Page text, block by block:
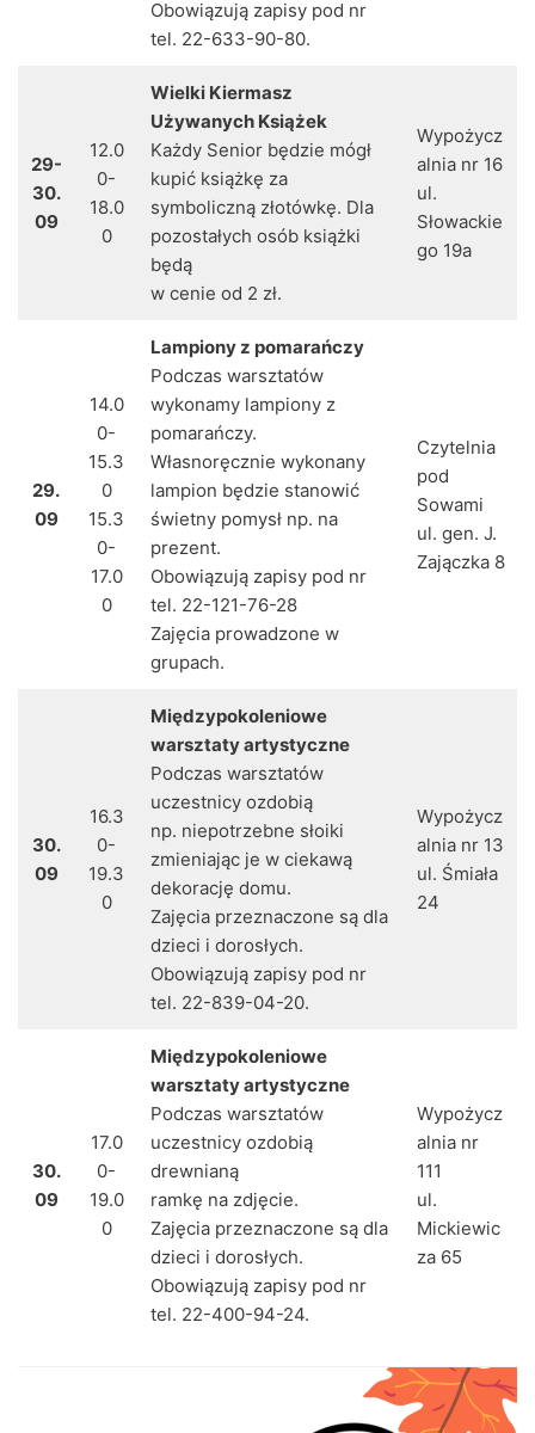
Obowiązują zapisy pod nr
tel. 22-633-90-80.
29-
30.
09
12.0
0-
18.0
0
Wielki Kiermasz
Używanych Książek
Każdy Senior będzie mógł
kupić książkę za
symboliczną złotówkę. Dla
pozostałych osób książki
będą
w cenie od 2 zł.
Wypożycz
alnia nr 16
ul.
Słowackie
go 19a
29.
09
14.0
0-
15.3
0
15.3
0-
17.0
0
Lampiony z pomarańczy
Podczas warsztatów
wykonamy lampiony z
pomarańczy.
Własnoręcznie wykonany
lampion będzie stanowić
świetny pomysł np. na
prezent.
Obowiązują zapisy pod nr
tel. 22-121-76-28
Zajęcia prowadzone w
grupach.
Czytelnia
pod
Sowami
ul. gen. J.
Zajączka 8
30.
09
16.3
0-
19.3
0
Międzypokoleniowe
warsztaty artystyczne
Podczas warsztatów
uczestnicy ozdobią
np. niepotrzebne słoiki
zmieniając je w ciekawą
dekorację domu.
Zajęcia przeznaczone są dla
dzieci i dorosłych.
Obowiązują zapisy pod nr
tel. 22-839-04-20.
Wypożycz
alnia nr 13
ul. Śmiała
24
30.
09
17.0
0-
19.0
0
Międzypokoleniowe
warsztaty artystyczne
Podczas warsztatów
uczestnicy ozdobią
drewnianą
ramkę na zdjęcie.
Zajęcia przeznaczone są dla
dzieci i dorosłych.
Obowiązują zapisy pod nr
tel. 22-400-94-24.
Wypożycz
alnia nr
111
ul.
Mickiewic
za 65